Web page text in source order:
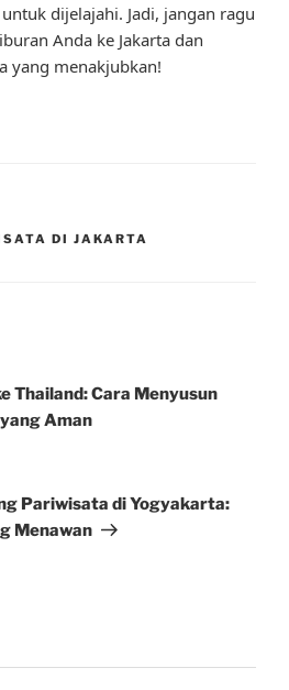
dijelajahi. Jadi, jangan ragu
Anda ke Jakarta dan
yang menakjubkan!
DI JAKARTA
Thailand: Cara Menyusun
Aman
Pariwisata di Yogyakarta:
Menawan